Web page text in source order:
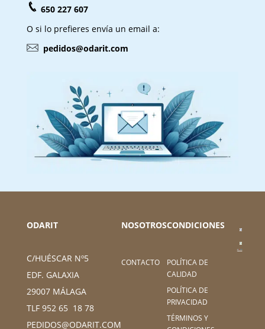
650 227 607
O si lo prefieres envía un email a:
pedidos@odarit.com
ODARIT
C/HUÉSCAR Nº5
EDF. GALAXIA
29007 MÁLAGA
TLF 952 65 18 78
PEDIDOS@ODARIT.COM
NOSOTROS
CONTACTO
CONDICIONES
POLÍTICA DE
CALIDAD
POLÍTICA DE
PRIVACIDAD
TÉRMINOS Y